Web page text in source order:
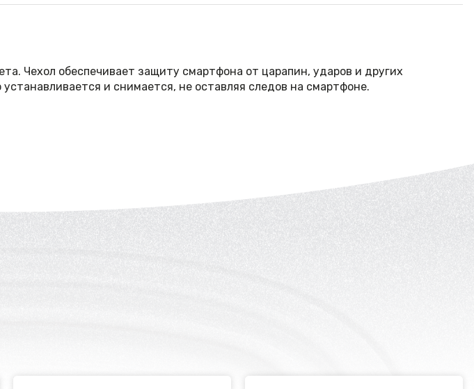
Чехол обеспечивает защиту смартфона от царапин, ударов и других
и снимается, не оставляя следов на смартфоне.